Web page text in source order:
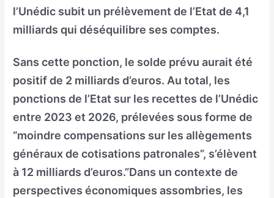
l’Unédic subit un prélèvement de l’Etat de 4,1
milliards qui déséquilibre ses comptes.
Sans cette ponction, le solde prévu aurait été
positif de 2 milliards d’euros. Au total, les
ponctions de l’Etat sur les recettes de l’Unédic
entre 2023 et 2026, prélevées sous forme de
“moindre compensations sur les allègements
généraux de cotisations patronales”, s’élèvent
à 12 milliards d’euros.”Dans un contexte de
perspectives économiques assombries, les